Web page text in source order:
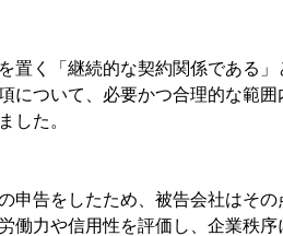
く「継続的な契約関係である」
について、必要かつ合理的な範囲
した。
申告をしたため、被告会社はその
働力や信用性を評価し、企業秩序